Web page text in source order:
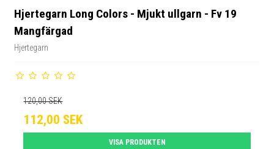
Hjertegarn Long Colors - Mjukt ullgarn - Fv 19
Mangfärgad
Hjertegarn
120,00 SEK
112,00 SEK
VISA PRODUKTEN